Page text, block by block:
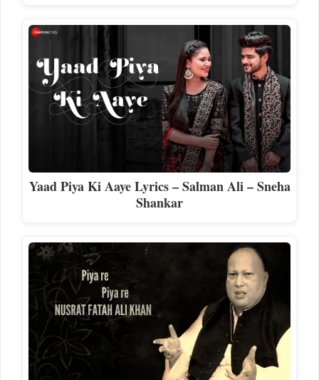
Yaad Piya Ki Aaye Lyrics – Salman Ali – Sneha
Shankar